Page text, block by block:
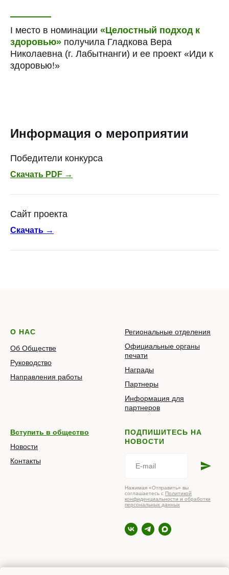
I место в номинации «Целостный подход к
здоровью» получила Гладкова Вера
Николаевна (г. Лабытнанги) и ее проект «Иди к
здоровью!»
Информация о мероприятии
Победители конкурса
Скачать PDF →
Сайт проекта
Скачать →
О НАС
Об Обществе
Руководство
Направления работы
Региональные отделения
Официальные органы
печати
Награды
Партнеры
Информация для
партнеров
Вступить в общество
Новости
Контакты
ПОДПИШИТЕСЬ НА
НОВОСТИ
Нажимая «Отправить» вы
соглашаетесь с Политикой
конфиденциальности и обработки
персональных данных